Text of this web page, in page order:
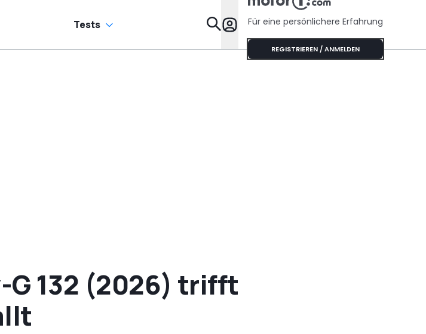
Tests Specials
Für eine persönlichere Erfahrung
REGISTRIEREN / ANMELDEN
G 132 (2026) trifft